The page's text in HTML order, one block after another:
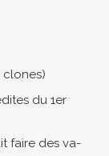
clones)
du 1er
faire des va-